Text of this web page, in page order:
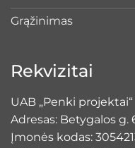
Grąžinimas
Rekvizitai
UAB „Penki projektai“
Adresas: Betygalos g.
Įmonės kodas: